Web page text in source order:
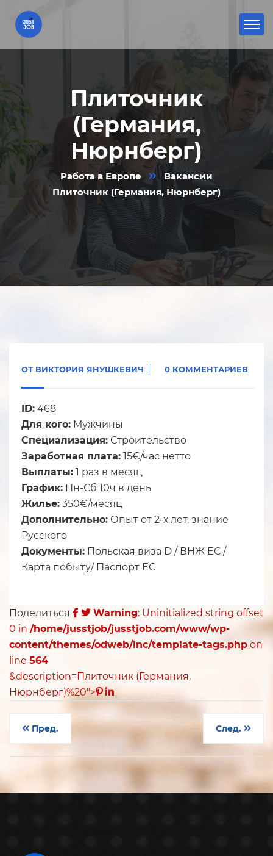
Плиточник
(Германия,
Нюрнберг)
Работа в Европе
Вакансии
Плиточник (Германия, Нюрнберг)
ОТ ВИКТОРИЯ ЯНУШКЕВИЧ 0 КОММЕНТАРИЕВ
ID: 468
Для кого: Мужчины
Специализация: Строительство
Заработная плата: 15€/час нетто
Выплаты: 1 раз в месяц
График: Пн-Сб 10ч в день
Жилье: 350€/месяц
Дополнительно: Опыт от 2-х лет, знание
Русского
Документы: Польская виза D / ВНЖ ЕС /
Карта побыту/ Паспорт ЕС
Поделиться Warning: Uninitialized string offset
0 in /home/jusstjob/jusstjob.com/www/wp-
content/themes/odweb/inc/template-tags.php on
line 564
&description=Плиточник (Германия,
Нюрнберг)%20">
Пред. След.